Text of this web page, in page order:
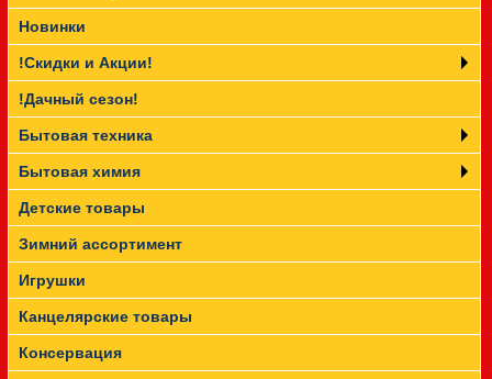
Прайс-лист
Новинки
!Скидки и Акции!
!Дачный сезон!
Бытовая техника
Бытовая химия
Детские товары
Зимний ассортимент
Игрушки
Канцелярские товары
Консервация